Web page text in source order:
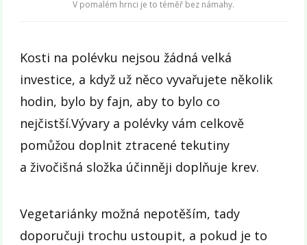
V pomalém hrnci je to téměř bez námahy.
Kosti na polévku nejsou žádná velká
investice, a když už něco vyvařujete několik
hodin, bylo by fajn, aby to bylo co
nejčistší.Vývary a polévky vám celkově
pomůžou doplnit ztracené tekutiny
a živočišná složka účinněji doplňuje krev.
Vegetariánky možná nepotěším, tady
doporučuji trochu ustoupit, a pokud je to